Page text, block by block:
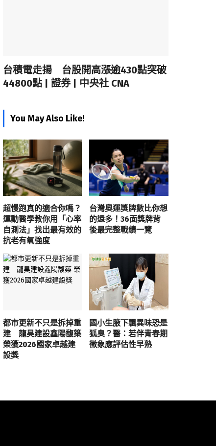
台積電走揚 台股開高漲逾430點突破
44800點 | 證券 | 中央社 CNA
You May Also Like!
超慢跑真的適合你嗎？
運動醫學教你用「心率
自測法」找出最有效的
抗老有氧強度
台灣奧運獎牌數比你想
的還多！36面獎牌背
後最完整戰績一覽
都市更新不只是拆掉重
建 龍昊建設鑫陽馥築
榮獲2026國家卓越建
設獎
國小生腋下飄異味恐是
狐臭？醫：若伴青春期
徵象應評估性早熟